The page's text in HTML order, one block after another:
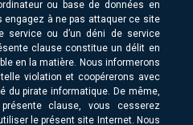
ou base de données en
engagez à ne pas attaquer ce site
service ou d’un déni de service
clause constitue un délit en
en la matière. Nous informerons
violation et coopérerons avec
du pirate informatique. De même,
clause, vous cesserez
le présent site Internet. Nous